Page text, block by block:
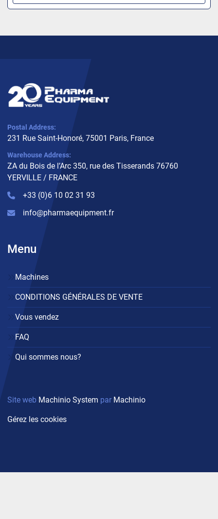
Postal Address:
231 Rue Saint-Honoré, 75001 Paris, France
Warehouse Address:
ZA du Bois de l’Arc 350, rue des Tisserands 76760
YERVILLE / FRANCE
+33 (0)6 10 02 31 93
info@pharmaequipment.fr
Menu
Machines
CONDITIONS GÉNÉRALES DE VENTE
Vous vendez
FAQ
Qui sommes nous?
Site web Machinio System par Machinio
Gérez les cookies